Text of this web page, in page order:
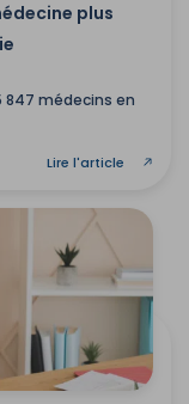
plus
847 médecins en
Lire l'article